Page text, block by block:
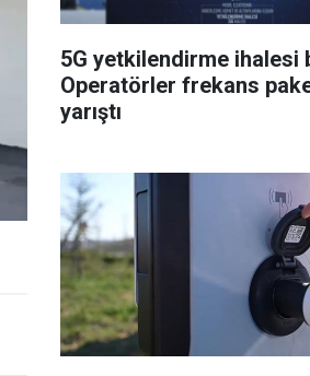
5G yetkilendirme ihalesi
Operatörler frekans
yarıştı